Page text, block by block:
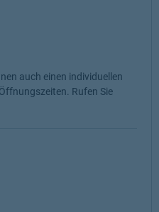
auch einen individuellen
Rufen Sie